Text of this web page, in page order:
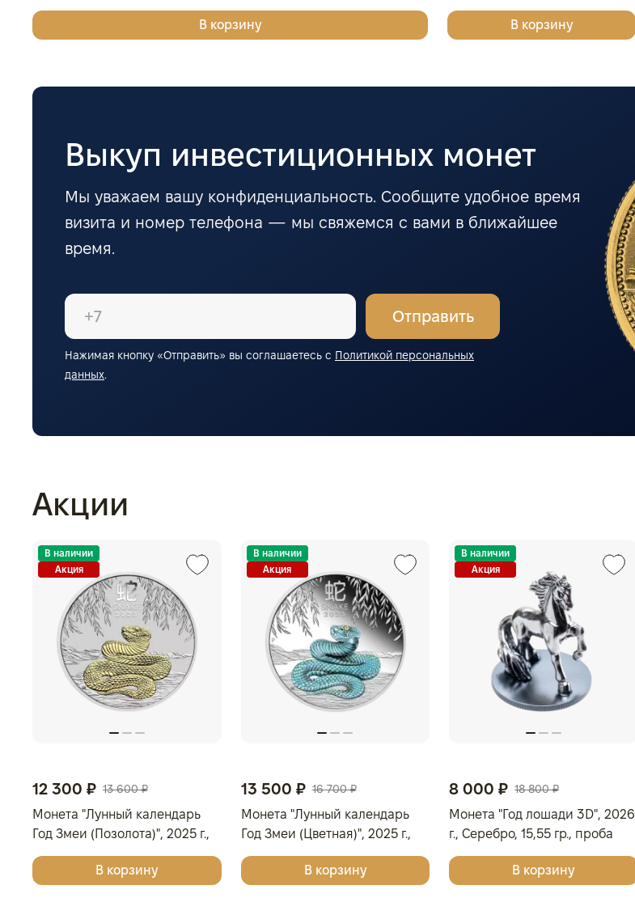
В корзину
Золото, 3,11 гр., проба 999,
В корзину
Выкуп инвестиционных монет
Мы уважаем вашу конфиденциальность. Сообщите удобное время
визита и номер телефона — мы свяжемся с вами в ближайшее
время.
Отправить
Нажимая кнопку «Отправить» вы соглашаетесь с Политикой персональных
данных.
Акции
В наличии
Акция
12 300 ₽ 13 600 ₽
Монета "Лунный календарь
Год Змеи (Позолота)", 2025 г.,
Серебро, 31,1 гр., проба 9999,
АВСТРАЛИЯВ корзину
В наличии
Акция
13 500 ₽ 16 700 ₽
Монета "Лунный календарь
Год Змеи (Цветная)", 2025 г.,
Серебро, 31,1 гр., проба 9999,
АВСТРАЛИЯВ корзину
В наличии
Акция
8 000 ₽ 18 800 ₽
Монета "Год лошади 3D", 2026
г., Серебро, 15,55 гр., проба
925, КАМЕРУН
В корзину